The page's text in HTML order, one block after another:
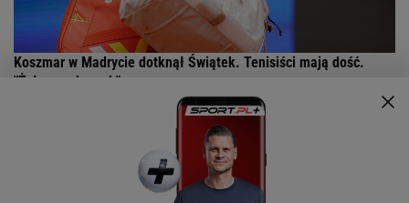
Koszmar w Madrycie dotknął Świątek. Tenisiści mają dość.
"Żałosny obrazek"